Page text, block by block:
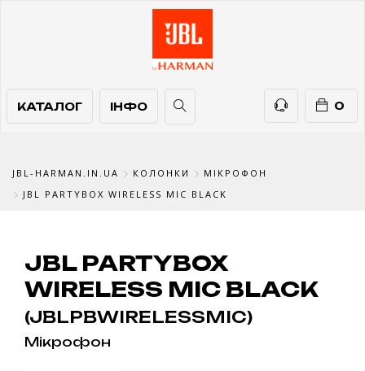
КАТАЛОГ
КАТАЛОГ ІНФО
ІНФО 0
ТЕЛЕФОНИ
JBL-HARMAN.IN.UA КОЛОНКИ
МІКРОФОН
JBL PARTYBOX WIRELESS MIC BLACK
JBL PARTYBOX
WIRELESS MIC BLACK
(JBLPBWIRELESSMIC)
Мікрофон